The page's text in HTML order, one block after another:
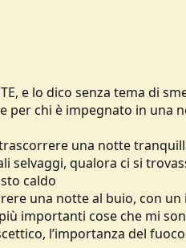
e lo dico senza tema di
per chi è impegnato in una
una notte
selvaggi, qualora ci si
caldo
una notte al buio, con
importanti cose che mi
l’importanza del